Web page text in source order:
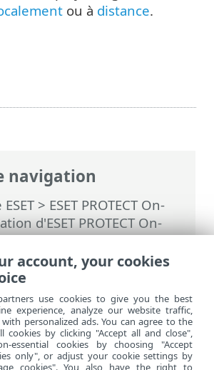
navigation
> ESET PROTECT On-
d'ESET PROTECT On-
PROTECT On-Prem pour les
de services gérés>
du client MSP
ou à distance.
account, your cookies
use cookies to give you the best
experience, analyze our website traffic,
personalized ads. You can agree to the
cookies by clicking "Accept all and close",
essential cookies by choosing "Accept
only", or adjust your cookie settings by
cookies". You also have the right to